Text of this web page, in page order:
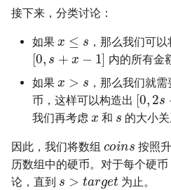
32.2. 从上到下打印二叉树 II
32.3. 从上到下打印二叉树 III
列
34. 二叉树中和为某一值的路
28. 展平多级双向链表
29. 排序的循环链表
是 O(1) 的容器
31. 最近最少使用缓存
4.8. 首个共同祖先
4.9. 二叉搜索树序列
4.10. 检查子树
4.12. 求和路径
5.1. 插入
5.2. 二进制数转字符串
接下来，分类讨论：
如果 ，那么我们可
[0,s+ x− 1 ]
内的所有金
如果
x >s
，那么我们就
币，这样可以构造出
[0,2s
我们再考虑
x
和
s
的大小关
因此，我们将数组
按照
历数组中的硬币。对于每个硬币
论，直到
s>tar get
为止。